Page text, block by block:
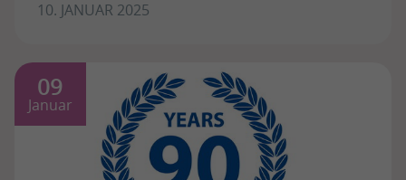
10. JANUAR 2025
09
Januar